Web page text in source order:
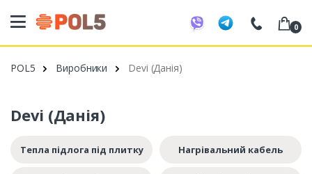
098 20 52 818
0
POL5 Виробники Devi (Данія)
Devi (Данія)
Тепла підлога під плитку Нагрівальний кабель